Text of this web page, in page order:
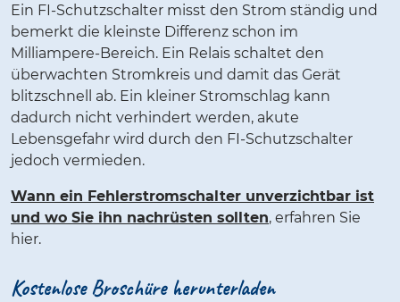
Ein FI-Schutzschalter misst den Strom ständig und
bemerkt die kleinste Differenz schon im
Milliampere-Bereich. Ein Relais schaltet den
überwachten Stromkreis und damit das Gerät
blitzschnell ab. Ein kleiner Stromschlag kann
dadurch nicht verhindert werden, akute
Lebensgefahr wird durch den FI-Schutzschalter
jedoch vermieden.
Wann ein Fehlerstromschalter unverzichtbar ist
und wo Sie ihn nachrüsten sollten, erfahren Sie
hier.
Kostenlose Broschüre herunterladen